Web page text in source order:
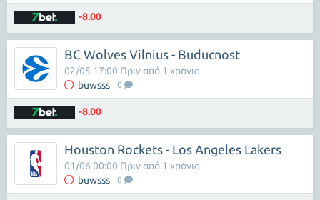
-8.00
BC Wolves Vilnius - Buducnost
buwsss 0
02/05 17:00 Πριν από 1 χρόνια
-8.00
Houston Rockets - Los Angeles Lakers
buwsss 0
01/06 00:00 Πριν από 1 χρόνια